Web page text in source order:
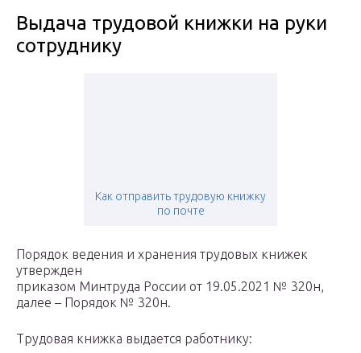
Выдача трудовой книжки на руки
сотруднику
Как отправить трудовую книжку
по почте
Порядок ведения и хранения трудовых книжек
утвержден
приказом Минтруда России от 19.05.2021 № 320н,
далее – Порядок № 320н.
Трудовая книжка выдается работнику: